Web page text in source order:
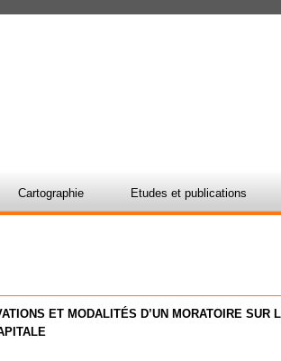
Cartographie Etudes et publications
ET MODALITÉS D’UN MORATOIRE